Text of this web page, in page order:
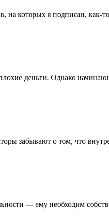
на которых я подписан, как-
деньги. Однако
забывают о том, что
— ему необходим